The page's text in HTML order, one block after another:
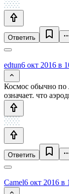
Ответить
edtun6 окт 2016 в
Космос обычно
означает. что
Ответить
Camel6 окт 2016 в